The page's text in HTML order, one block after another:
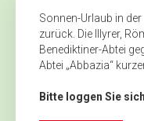
Sonnen-Urlaub in
zurück. Die Illyrer,
Benediktiner-Abtei
Abtei „Abbazia“
Bitte loggen Sie